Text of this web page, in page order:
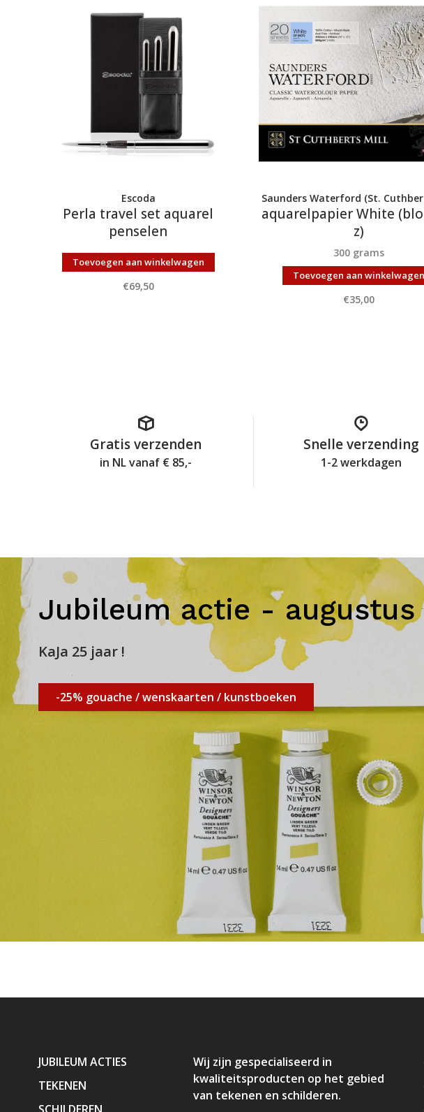
Escoda
Perla travel set aquarel
penselen
Toevoegen aan winkelwagen
€69,50
Saunders Waterford (St.
aquarelpapier White
z)
300 grams
Toevoegen aan winkelwagen
€35,00
Gratis verzenden
in NL vanaf € 85,-
Snelle verzending
1-2 werkdagen
Jubileum actie - augustus
KaJa 25 jaar !
-25% gouache / wenskaarten / kunstboeken
JUBILEUM ACTIES
TEKENEN
Wij zijn gespecialiseerd in
kwaliteitsproducten op het gebied
van tekenen en schilderen.